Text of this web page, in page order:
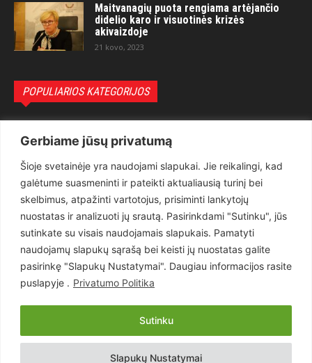
Gerbiame jūsų privatumą
Šioje svetainėje yra naudojami slapukai. Jie reikalingi, kad
galėtume suasmeninti ir pateikti aktualiausią turinį bei
skelbimus, atpažinti vartotojus, prisiminti lankytojų
nuostatas ir analizuoti jų srautą. Pasirinkdami "Sutinku", jūs
sutinkate su visais naudojamais slapukais. Pamatyti
naudojamų slapukų sąrašą bei keisti jų nuostatas galite
pasirinkę "Slapukų Nustatymai". Daugiau informacijos rasite
puslapyje . Privatumo Politika
Slapukų Nustatymai
Sutinku
Maitvanagių puota rengiama artėjančio
didelio karo ir visuotinės krizės
akivaizdoje
21 kovo, 2023
POPULIARIOS KATEGORIJOS
Teisėsauga
1497
Aktualu
Lietuva
619
Pasaulis
Статьи на русском
Articles in english
Copyright © 2026 UAB „Goruva“. Visos teisės saugomos.